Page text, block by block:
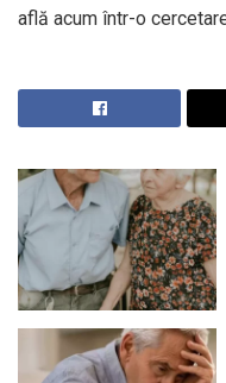
află acum într-o